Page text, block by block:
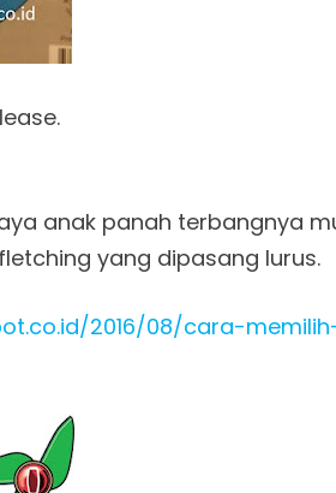
anak panah terbangnya
yang dipasang lurus.
2016/08/cara-